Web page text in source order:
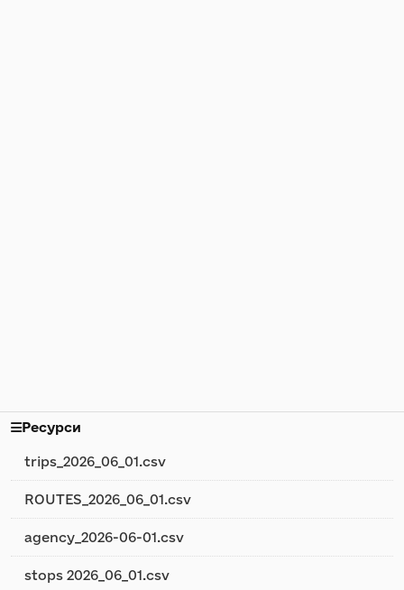
Ресурси
trips_2026_06_01.csv
ROUTES_2026_06_01.csv
agency_2026-06-01.csv
stops 2026_06_01.csv